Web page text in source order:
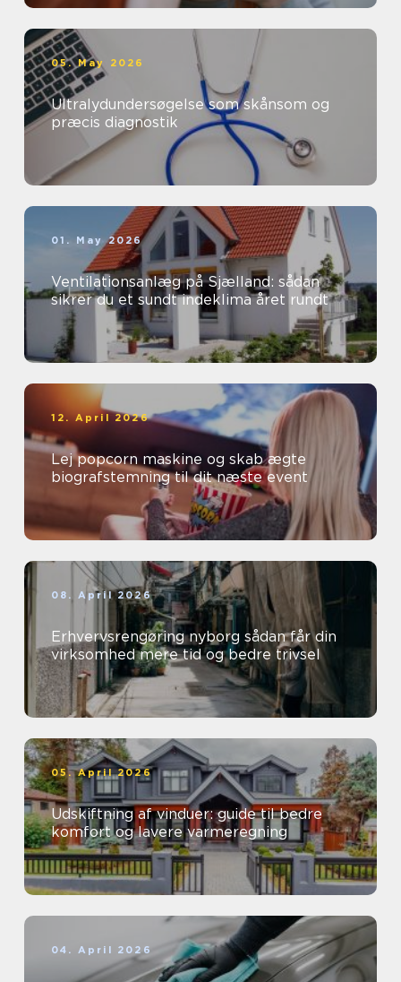
05. May 2026
Ultralydundersøgelse som skånsom og
præcis diagnostik
01. May 2026
Ventilationsanlæg på Sjælland: sådan
sikrer du et sundt indeklima året rundt
12. April 2026
Lej popcorn maskine og skab ægte
biografstemning til dit næste event
08. April 2026
Erhvervsrengøring nyborg sådan får din
virksomhed mere tid og bedre trivsel
05. April 2026
Udskiftning af vinduer: guide til bedre
komfort og lavere varmeregning
04. April 2026